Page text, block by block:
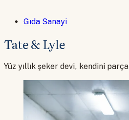
Gıda Sanayi
Tate & Lyle
Yüz yıllık şeker devi, kendini